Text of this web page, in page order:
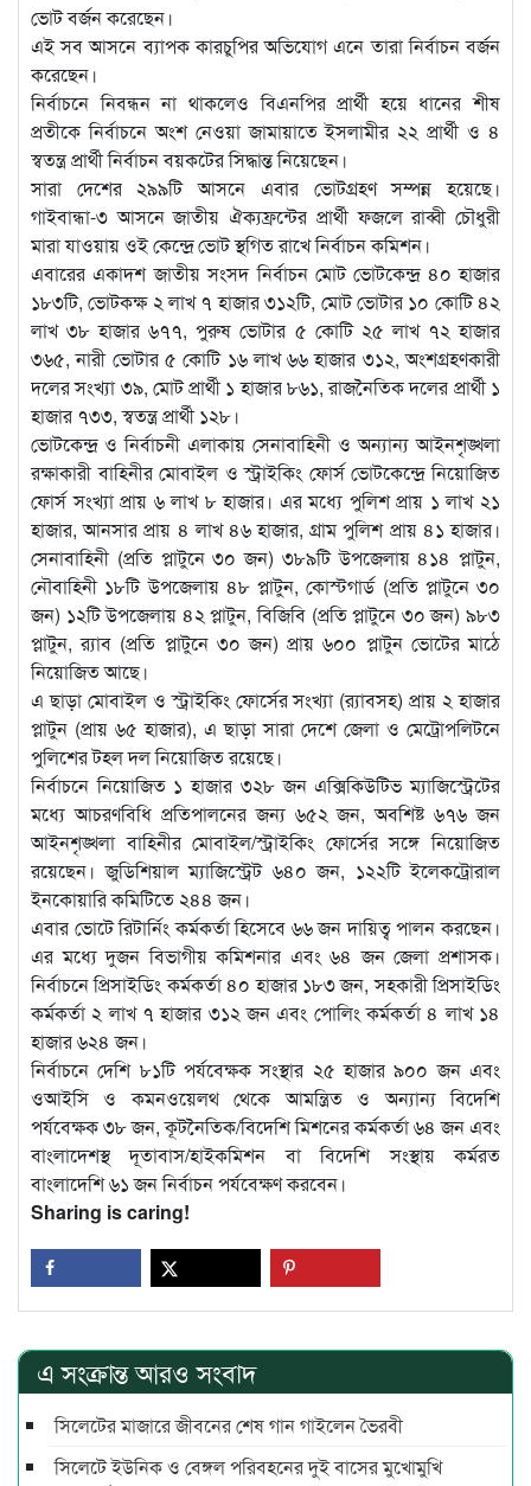
ভোট বর্জন করেছেন।
এই সব আসনে ব্যাপক কারচুপির অভিযোগ এনে তারা নির্বাচন বর্জন
করেছেন।
নির্বাচনে নিবন্ধন না থাকলেও বিএনপির প্রার্থী হয়ে ধানের শীষ
প্রতীকে নির্বাচনে অংশ নেওয়া জামায়াতে ইসলামীর ২২ প্রার্থী ও ৪
স্বতন্ত্র প্রার্থী নির্বাচন বয়কটের সিদ্ধান্ত নিয়েছেন।
সারা দেশের ২৯৯টি আসনে এবার ভোটগ্রহণ সম্পন্ন হয়েছে।
গাইবান্ধা-৩ আসনে জাতীয় ঐক্যফ্রন্টের প্রার্থী ফজলে রাব্বী চৌধুরী
মারা যাওয়ায় ওই কেন্দ্রে ভোট স্থগিত রাখে নির্বাচন কমিশন।
এবারের একাদশ জাতীয় সংসদ নির্বাচন মোট ভোটকেন্দ্র ৪০ হাজার
১৮৩টি, ভোটকক্ষ ২ লাখ ৭ হাজার ৩১২টি, মোট ভোটার ১০ কোটি ৪২
লাখ ৩৮ হাজার ৬৭৭, পুরুষ ভোটার ৫ কোটি ২৫ লাখ ৭২ হাজার
৩৬৫, নারী ভোটার ৫ কোটি ১৬ লাখ ৬৬ হাজার ৩১২, অংশগ্রহণকারী
দলের সংখ্যা ৩৯, মোট প্রার্থী ১ হাজার ৮৬১, রাজনৈতিক দলের প্রার্থী ১
হাজার ৭৩৩, স্বতন্ত্র প্রার্থী ১২৮।
ভোটকেন্দ্র ও নির্বাচনী এলাকায় সেনাবাহিনী ও অন্যান্য আইনশৃঙ্খলা
রক্ষাকারী বাহিনীর মোবাইল ও স্ট্রাইকিং ফোর্স ভোটকেন্দ্রে নিয়োজিত
ফোর্স সংখ্যা প্রায় ৬ লাখ ৮ হাজার। এর মধ্যে পুলিশ প্রায় ১ লাখ ২১
হাজার, আনসার প্রায় ৪ লাখ ৪৬ হাজার, গ্রাম পুলিশ প্রায় ৪১ হাজার।
সেনাবাহিনী (প্রতি প্লাটুনে ৩০ জন) ৩৮৯টি উপজেলায় ৪১৪ প্লাটুন,
নৌবাহিনী ১৮টি উপজেলায় ৪৮ প্লাটুন, কোস্টগার্ড (প্রতি প্লাটুনে ৩০
জন) ১২টি উপজেলায় ৪২ প্লাটুন, বিজিবি (প্রতি প্লাটুনে ৩০ জন) ৯৮৩
প্লাটুন, র‌্যাব (প্রতি প্লাটুনে ৩০ জন) প্রায় ৬০০ প্লাটুন ভোটের মাঠে
নিয়োজিত আছে।
এ ছাড়া মোবাইল ও স্ট্রাইকিং ফোর্সের সংখ্যা (র‌্যাবসহ) প্রায় ২ হাজার
প্লাটুন (প্রায় ৬৫ হাজার), এ ছাড়া সারা দেশে জেলা ও মেট্রোপলিটনে
পুলিশের টহল দল নিয়োজিত রয়েছে।
নির্বাচনে নিয়োজিত ১ হাজার ৩২৮ জন এক্সিকিউটিভ ম্যাজিস্ট্রেটের
মধ্যে আচরণবিধি প্রতিপালনের জন্য ৬৫২ জন, অবশিষ্ট ৬৭৬ জন
আইনশৃঙ্খলা বাহিনীর মোবাইল/স্ট্রাইকিং ফোর্সের সঙ্গে নিয়োজিত
রয়েছেন। জুডিশিয়াল ম্যাজিস্ট্রেট ৬৪০ জন, ১২২টি ইলেকট্রোরাল
ইনকোয়ারি কমিটিতে ২৪৪ জন।
এবার ভোটে রিটার্নিং কর্মকর্তা হিসেবে ৬৬ জন দায়িত্ব পালন করছেন।
এর মধ্যে দুজন বিভাগীয় কমিশনার এবং ৬৪ জন জেলা প্রশাসক।
নির্বাচনে প্রিসাইডিং কর্মকর্তা ৪০ হাজার ১৮৩ জন, সহকারী প্রিসাইডিং
কর্মকর্তা ২ লাখ ৭ হাজার ৩১২ জন এবং পোলিং কর্মকর্তা ৪ লাখ ১৪
হাজার ৬২৪ জন।
নির্বাচনে দেশি ৮১টি পর্যবেক্ষক সংস্থার ২৫ হাজার ৯০০ জন এবং
ওআইসি ও কমনওয়েলথ থেকে আমন্ত্রিত ও অন্যান্য বিদেশি
পর্যবেক্ষক ৩৮ জন, কূটনৈতিক/বিদেশি মিশনের কর্মকর্তা ৬৪ জন এবং
বাংলাদেশস্থ দূতাবাস/হাইকমিশন বা বিদেশি সংস্থায় কর্মরত
বাংলাদেশি ৬১ জন নির্বাচন পর্যবেক্ষণ করবেন।
Sharing is caring!
এ সংক্রান্ত আরও সংবাদ
সিলেটের মাজারে জীবনের শেষ গান গাইলেন ভৈরবী
সিলেটে ইউনিক ও বেঙ্গল পরিবহনের দুই বাসের মুখোমুখি